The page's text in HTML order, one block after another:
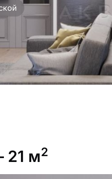
21 м2